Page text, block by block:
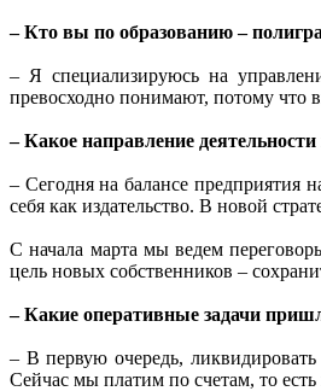
– Кто вы по образованию –
– Я специализируюсь на
превосходно понимают, потому что
– Какое направление
– Сегодня на балансе предприятия
себя как издательство. В новой
С начала марта мы ведем
цель новых собственников –
– Какие оперативные задачи
– В первую очередь,
Сейчас мы платим по счетам, то